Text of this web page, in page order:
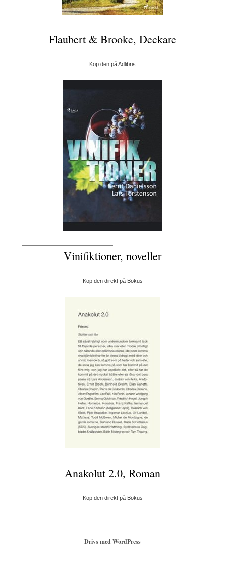
Flaubert & Brooke, Deckare
Köp den på Adlibris
Vinifiktioner, noveller
Köp den direkt på Bokus
Anakolut 2.0, Roman
Köp den direkt på Bokus
Drivs med WordPress